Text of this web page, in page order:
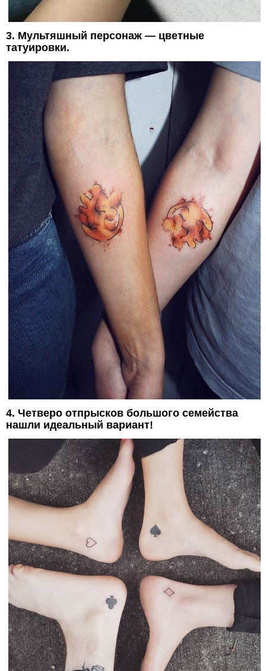
3. Мультяшный персонаж — цветные
татуировки.
4. Четверо отпрысков большого семейства
нашли идеальный вариант!